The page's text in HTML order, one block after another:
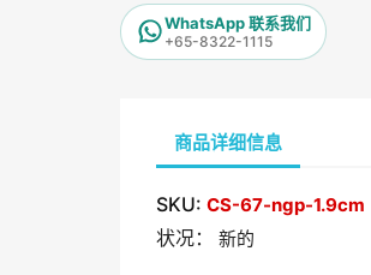
WhatsApp 联系我们
+65-8322-1115
商品详细信息
SKU: CS-67-ngp-1.9cm
状况： 新的